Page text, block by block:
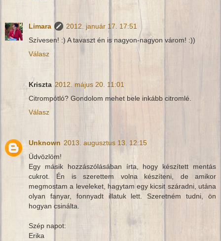
Limara
2012. január 17. 17:51
Szívesen! :) A tavaszt én is nagyon-nagyon várom! :))
Válasz
Kriszta 2012. május 20. 11:01
Citrompótló? Gondolom mehet bele inkább citromlé.
Válasz
Unknown 2013. augusztus 13. 12:15
Üdvözlöm!
Egy másik hozzászólásában írta, hogy készített mentás
cukrot. Én is szerettem volna készíteni, de amikor
megmostam a leveleket, hagytam egy kicsit száradni, utána
olyan fanyar, fonnyadt illatuk lett. Szeretném tudni, ön
hogyan csinálta.
Szép napot:
Erika